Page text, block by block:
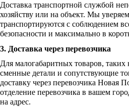
Доставка транспортной службой
хозяйству или на объект. Мы
транспортируются с соблюдением
безопасности и максимально в
3. Доставка через перевозчика
Для малогабаритных товаров, таких
сменные детали и сопутствующие
доставку через перевозчика Новая
отделение перевозчика в вашем
на адрес.